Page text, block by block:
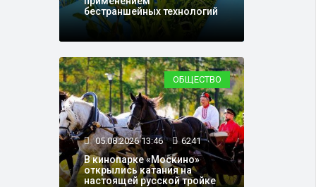
бестраншейных технологий
ОБЩЕСТВО
05.08.2026 13:46 6241
В кинопарке «Москино»
открылись катания на
настоящей русской тройке